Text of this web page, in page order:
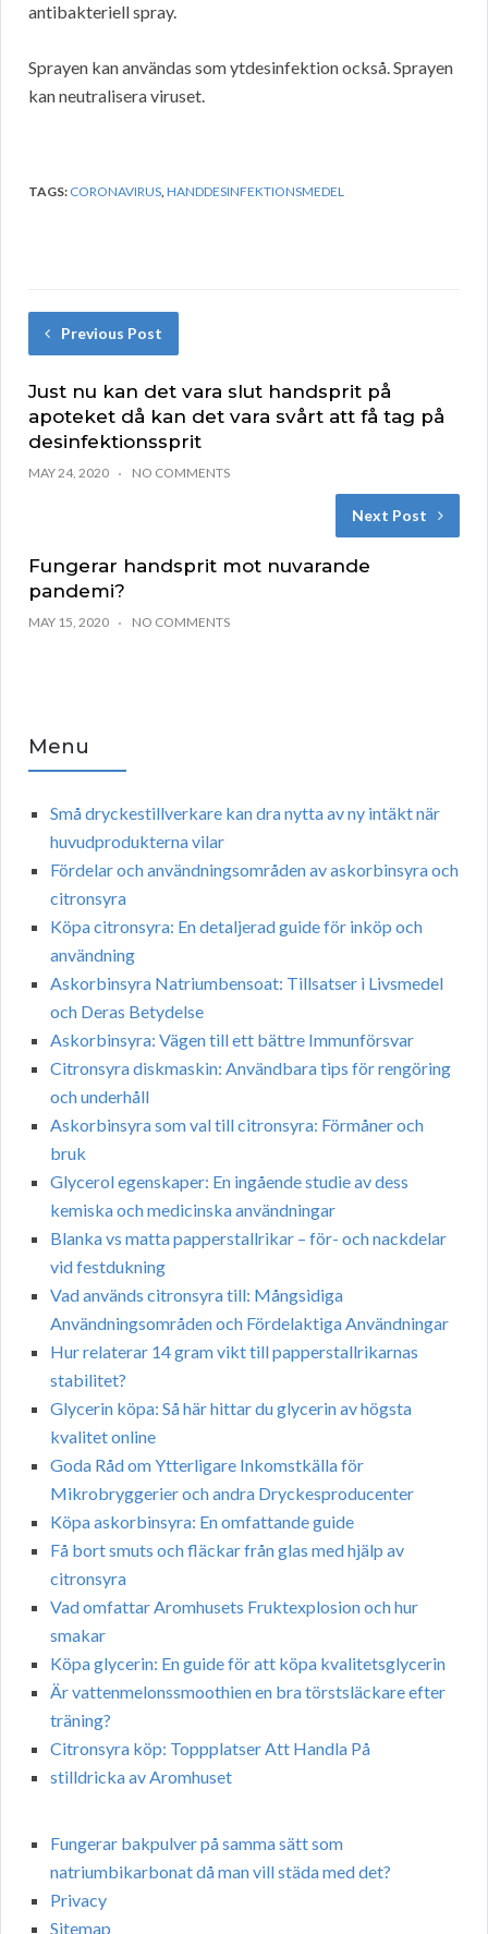
antibakteriell spray.
Sprayen kan användas som ytdesinfektion också. Sprayen
kan neutralisera viruset.
TAGS: CORONAVIRUS,HANDDESINFEKTIONSMEDEL
Previous Post
Just nu kan det vara slut handsprit på
apoteket då kan det vara svårt att få tag på
desinfektionssprit
MAY 24, 2020 NO COMMENTS
Next Post
Fungerar handsprit mot nuvarande
pandemi?
MAY 15, 2020 NO COMMENTS
Menu
Små dryckestillverkare kan dra nytta av ny intäkt när
huvudprodukterna vilar
Fördelar och användningsområden av askorbinsyra och
citronsyra
Köpa citronsyra: En detaljerad guide för inköp och
användning
Askorbinsyra Natriumbensoat: Tillsatser i Livsmedel
och Deras Betydelse
Askorbinsyra: Vägen till ett bättre Immunförsvar
Citronsyra diskmaskin: Användbara tips för rengöring
och underhåll
Askorbinsyra som val till citronsyra: Förmåner och
bruk
Glycerol egenskaper: En ingående studie av dess
kemiska och medicinska användningar
Blanka vs matta papperstallrikar – för- och nackdelar
vid festdukning
Vad används citronsyra till: Mångsidiga
Användningsområden och Fördelaktiga Användningar
Hur relaterar 14 gram vikt till papperstallrikarnas
stabilitet?
Glycerin köpa: Så här hittar du glycerin av högsta
kvalitet online
Goda Råd om Ytterligare Inkomstkälla för
Mikrobryggerier och andra Dryckesproducenter
Köpa askorbinsyra: En omfattande guide
Få bort smuts och fläckar från glas med hjälp av
citronsyra
Vad omfattar Aromhusets Fruktexplosion och hur
smakar
Köpa glycerin: En guide för att köpa kvalitetsglycerin
Är vattenmelonssmoothien en bra törstsläckare efter
träning?
Citronsyra köp: Toppplatser Att Handla På
stilldricka av Aromhuset
Fungerar bakpulver på samma sätt som
natriumbikarbonat då man vill städa med det?
Privacy
Sitemap